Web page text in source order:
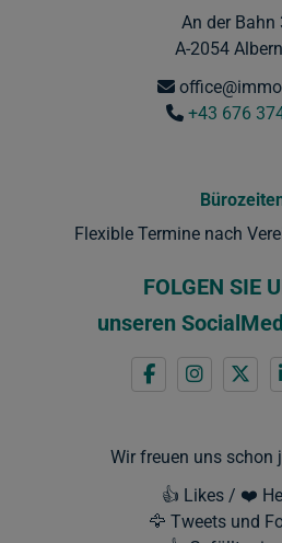
An der Bahn
A-2054
+43 676
Flexible Termine nach
FOLGEN SIE
unseren
Wir freuen uns schon
👍 Likes / ❤️
🦅 Tweets und